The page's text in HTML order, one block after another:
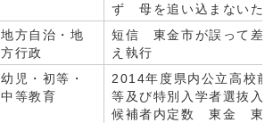
ず 母を追い込まないた
地方自治・地
方行政
短信 東金市が誤って差
え執行
幼児・初等・
中等教育
2014年度県内公立高校
等及び特別入学者選抜入
候補者内定数 東金 東